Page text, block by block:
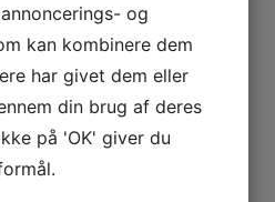
og
kan kombinere dem
har givet dem eller
din brug af deres
på 'OK' giver du